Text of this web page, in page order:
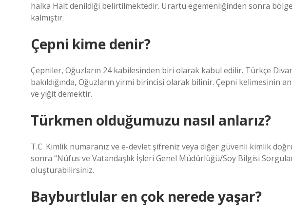
halka Halt denildiği belirtilmektedir. Urartu egemenliğinden sonra
kalmıştır.
Çepni kime denir?
Çepniler, Oğuzların 24 kabilesinden biri olarak kabul edilir. Türkçe
bakıldığında, Oğuzların yirmi birincisi olarak bilinir. Çepni kelimesinin
ve yiğit demektir.
Türkmen olduğumuzu nasıl anlarız?
T.C. Kimlik numaranız ve e-devlet şifreniz veya diğer güvenli kimlik
sonra “Nüfus ve Vatandaşlık İşleri Genel Müdürlüğü/Soy Bilgisi
oluşturabilirsiniz.
Bayburtlular en çok nerede yaşar?